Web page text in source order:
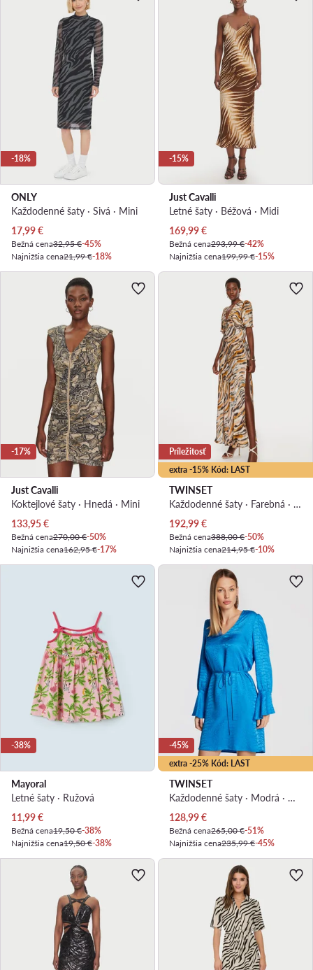
-18%
ONLY
Každodenné šaty · Sivá · Mini
Aktuálna cena
17,99€
Bežná cena32,95 €-45%
Najnižšia cena21,99 €-18%
-15%
Just Cavalli
Letné šaty · Béžová · Midi
Aktuálna cena
169,99€
Bežná cena293,99 €-42%
Najnižšia cena199,99 €-15%
-17%
Just Cavalli
Koktejlové šaty · Hnedá · Mini
Aktuálna cena
133,95€
Bežná cena270,00 €-50%
Najnižšia cena162,95 €-17%
extra -15% Kód: LAST
Príležitosť
TWINSET
Každodenné šaty · Farebná · Maxi
Aktuálna cena
192,99€
Bežná cena388,00 €-50%
Najnižšia cena214,95 €-10%
-38%
Mayoral
Letné šaty · Ružová
Aktuálna cena
11,99€
Bežná cena19,50 €-38%
Najnižšia cena19,50 €-38%
extra -25% Kód: LAST
-45%
TWINSET
Každodenné šaty · Modrá · Mini
Aktuálna cena
128,99€
Bežná cena265,00 €-51%
Najnižšia cena235,99 €-45%